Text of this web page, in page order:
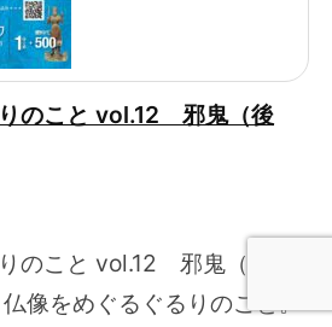
のこと vol.12 邪鬼（後
のこと vol.12 邪鬼（後
像をめぐるぐるりのこと。